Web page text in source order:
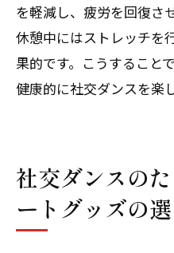
を軽減し、疲労を回復さ
休憩中にはストレッチを
果的です。こうすること
健康的に社交ダンスを楽
社交ダンスの
ートグッズの